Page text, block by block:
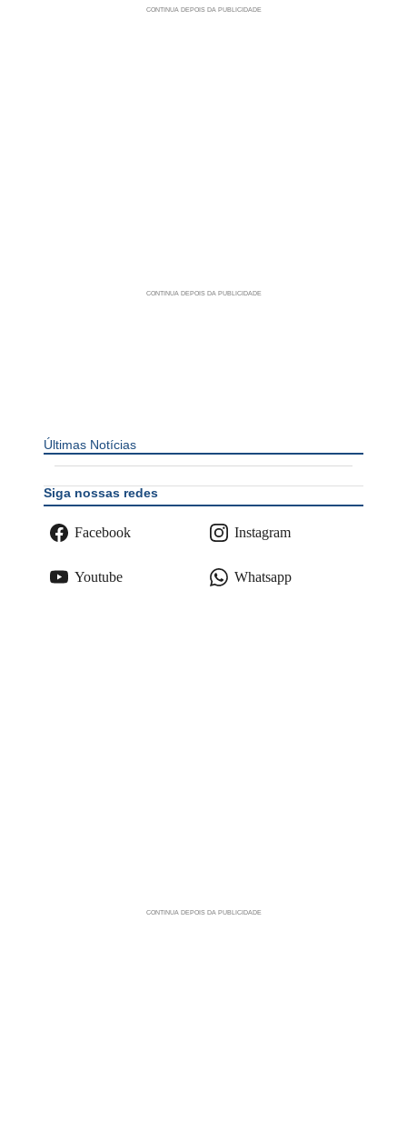
Últimas Notícias
Siga nossas redes
Facebook Instagram
Youtube Whatsapp